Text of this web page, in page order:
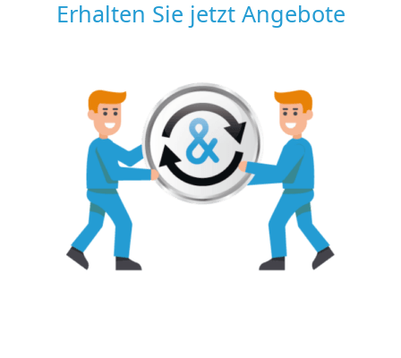
Erhalten Sie jetzt Angebote